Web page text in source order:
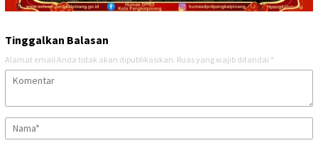
Tinggalkan Balasan
Alamat email Anda tidak akan dipublikasikan. Ruas yang wajib ditandai *